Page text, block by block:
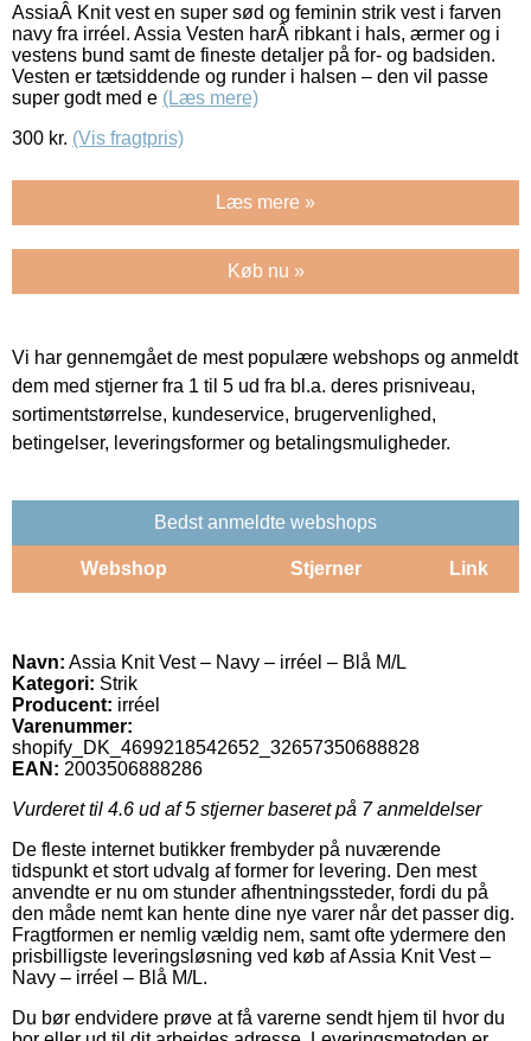
AssiaÂ Knit vest en super sød og feminin strik vest i farven
navy fra irréel. Assia Vesten harÂ ribkant i hals, ærmer og i
vestens bund samt de fineste detaljer på for- og badsiden.
Vesten er tætsiddende og runder i halsen – den vil passe
super godt med e (Læs mere)
300 kr. (Vis fragtpris)
Læs mere »
Køb nu »
Vi har gennemgået de mest populære webshops og anmeldt
dem med stjerner fra 1 til 5 ud fra bl.a. deres prisniveau,
sortimentstørrelse, kundeservice, brugervenlighed,
betingelser, leveringsformer og betalingsmuligheder.
Bedst anmeldte webshops
Webshop Stjerner Link
Navn: Assia Knit Vest – Navy – irréel – Blå M/L
Kategori: Strik
Producent: irréel
Varenummer:
shopify_DK_4699218542652_32657350688828
EAN: 2003506888286
Vurderet til 4.6 ud af 5 stjerner baseret på 7anmeldelser
De fleste internet butikker frembyder på nuværende
tidspunkt et stort udvalg af former for levering. Den mest
anvendte er nu om stunder afhentningssteder, fordi du på
den måde nemt kan hente dine nye varer når det passer dig.
Fragtformen er nemlig vældig nem, samt ofte ydermere den
prisbilligste leveringsløsning ved køb af Assia Knit Vest –
Navy – irréel – Blå M/L.
Du bør endvidere prøve at få varerne sendt hjem til hvor du